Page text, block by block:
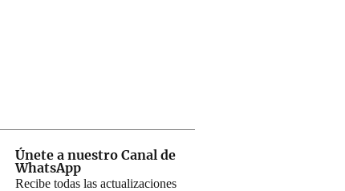
Únete a nuestro Canal de
WhatsApp
Recibe todas las actualizaciones